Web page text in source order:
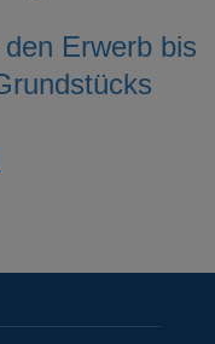
Erwerb bis